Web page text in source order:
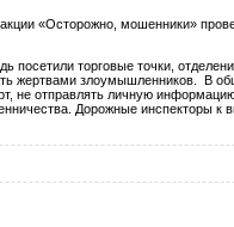
«Осторожно, мошенники»
торговые точки,
жертвами злоумышленников. В
не отправлять личную
Дорожные инспекторы к